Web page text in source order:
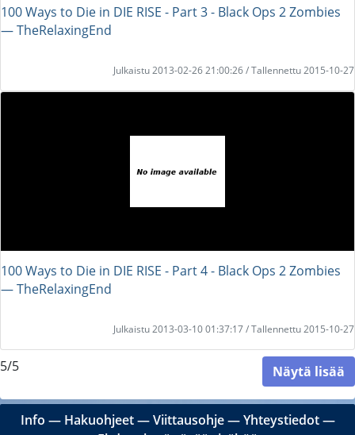
100 Ways to Die in DIE RISE - Part 3 - Black Ops 2 Zombies
― TheRelaxingEnd
Julkaistu 2013-02-26 21:00:26 / Tallennettu 2015-10-27
100 Ways to Die in DIE RISE - Part 4 - Black Ops 2 Zombies
― TheRelaxingEnd
Julkaistu 2013-03-10 01:37:17 / Tallennettu 2015-10-27
5/5 Näytä lisää
Info ― Hakuohjeet―Viittausohje―Yhteystiedot―